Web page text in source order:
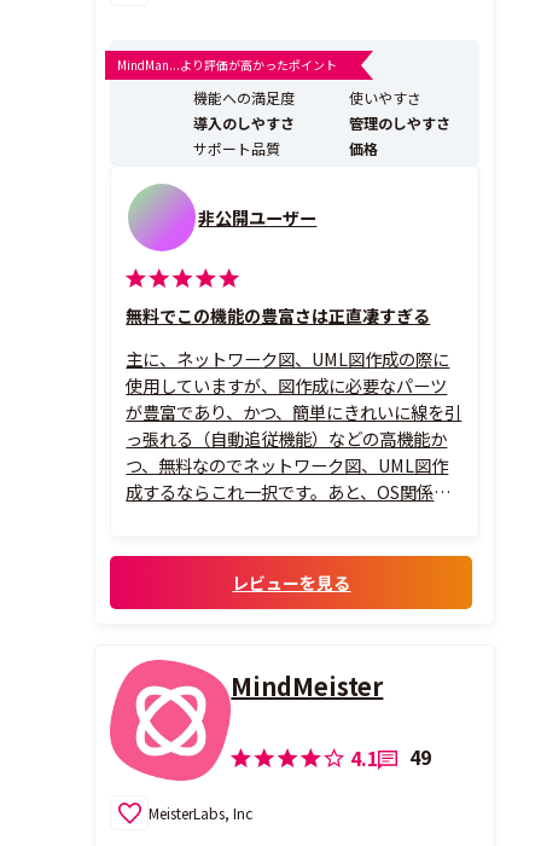
MindMan...より評価が高かったポイント
機能への満足度
使いやすさ
導入のしやすさ
管理のしやすさ
サポート品質
価格
非公開ユーザー
無料でこの機能の豊富さは正直凄すぎる
主に、ネットワーク図、UML図作成の際に
使用していますが、図作成に必要なパーツ
が豊富であり、かつ、簡単にきれいに線を引
っ張れる（自動追従機能）などの高機能か
つ、無料なのでネットワーク図、UML図作
成するならこれ一択です。あと、OS関係な
レビューを見る
MindMeister
4.1 49
MeisterLabs, Inc